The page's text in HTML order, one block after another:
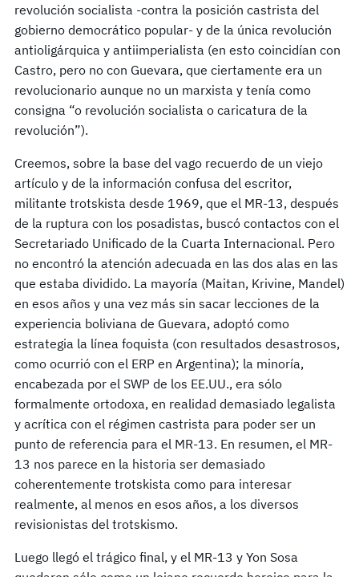
revolución socialista -contra la posición castrista del
gobierno democrático popular- y de la única revolución
antioligárquica y antiimperialista (en esto coincidían con
Castro, pero no con Guevara, que ciertamente era un
revolucionario aunque no un marxista y tenía como
consigna “o revolución socialista o caricatura de la
revolución”).
Creemos, sobre la base del vago recuerdo de un viejo
artículo y de la información confusa del escritor,
militante trotskista desde 1969, que el MR-13, después
de la ruptura con los posadistas, buscó contactos con el
Secretariado Unificado de la Cuarta Internacional. Pero
no encontró la atención adecuada en las dos alas en las
que estaba dividido. La mayoría (Maitan, Krivine, Mandel)
en esos años y una vez más sin sacar lecciones de la
experiencia boliviana de Guevara, adoptó como
estrategia la línea foquista (con resultados desastrosos,
como ocurrió con el ERP en Argentina); la minoría,
encabezada por el SWP de los EE.UU., era sólo
formalmente ortodoxa, en realidad demasiado legalista
y acrítica con el régimen castrista para poder ser un
punto de referencia para el MR-13. En resumen, el MR-
13 nos parece en la historia ser demasiado
coherentemente trotskista como para interesar
realmente, al menos en esos años, a los diversos
revisionistas del trotskismo.
Luego llegó el trágico final, y el MR-13 y Yon Sosa